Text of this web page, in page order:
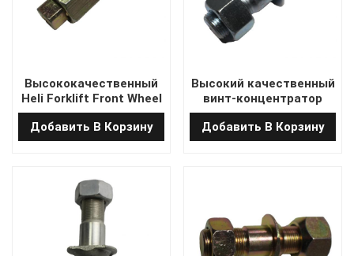
Высококачественный
Heli Forklift Front Wheel
Hub Vint
Добавить В Корзину
Высокий качественный
винт-концентратор
вилочного погрузчика
25303-02102
Добавить В Корзину